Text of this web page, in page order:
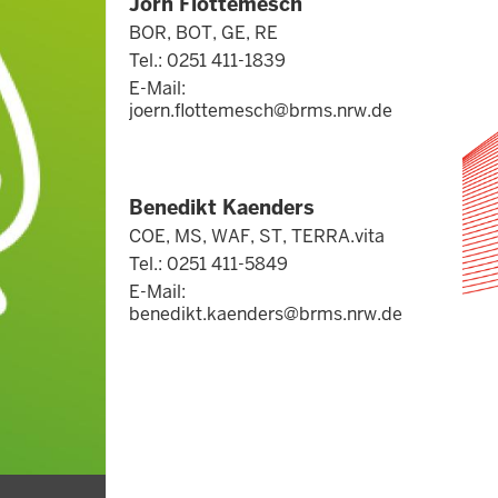
BOR, BOT, GE, RE
Tel.: 0251 411-1839
E-Mail:
joern.flottemesch@brms.nrw.de
Benedikt Kaenders
COE, MS, WAF, ST, TERRA.vita
Tel.: 0251 411-5849
E-Mail:
benedikt.kaenders@brms.nrw.de